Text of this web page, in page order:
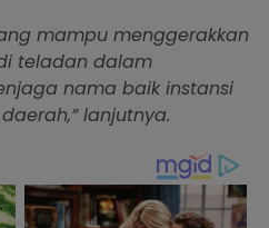
mampu menggerakkan
teladan dalam
nama baik instansi
lanjutnya.